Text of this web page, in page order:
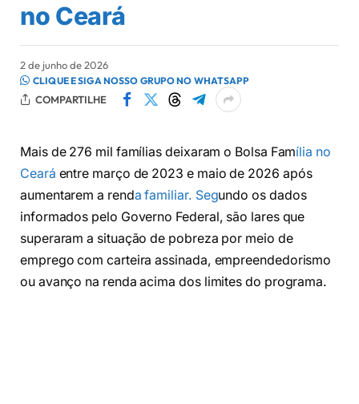
no Ceará
2 de junho de 2026
CLIQUE E SIGA NOSSO GRUPO NO WHATSAPP
COMPARTILHE
Mais de 276 mil famílias deixaram o Bolsa Família no
Ceará entre março de 2023 e maio de 2026 após
aumentarem a renda familiar. Segundo os dados
informados pelo Governo Federal, são lares que
superaram a situação de pobreza por meio de
emprego com carteira assinada, empreendedorismo
ou avanço na renda acima dos limites do programa.